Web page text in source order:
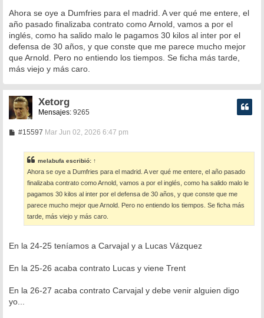
n
s
a
j
e
Ahora se oye a Dumfries para el madrid. A ver qué me entere, el
año pasado finalizaba contrato como Arnold, vamos a por el
inglés, como ha salido malo le pagamos 30 kilos al inter por el
defensa de 30 años, y que conste que me parece mucho mejor
que Arnold. Pero no entiendo los tiempos. Se ficha más tarde,
más viejo y más caro.
Xetorg
Mensajes: 9265
#15597M
a
j
e
Mar Jun 02, 2026 6:47 pm
melabufa escribió: ↑
Ahora se oye a Dumfries para el madrid. A ver qué me entere, el año pasado
finalizaba contrato como Arnold, vamos a por el inglés, como ha salido malo le
pagamos 30 kilos al inter por el defensa de 30 años, y que conste que me
parece mucho mejor que Arnold. Pero no entiendo los tiempos. Se ficha más
tarde, más viejo y más caro.
En la 24-25 teníamos a Carvajal y a Lucas Vázquez
En la 25-26 acaba contrato Lucas y viene Trent
En la 26-27 acaba contrato Carvajal y debe venir alguien digo
yo...